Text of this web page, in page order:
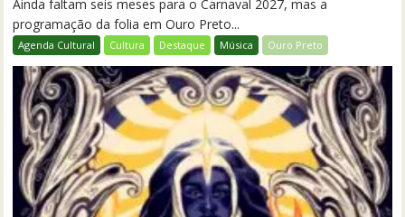
Ainda faltam seis meses para o Carnaval 2027, mas a
programação da folia em Ouro Preto...
Agenda Cultural Cultura Destaque Música Ouro Preto